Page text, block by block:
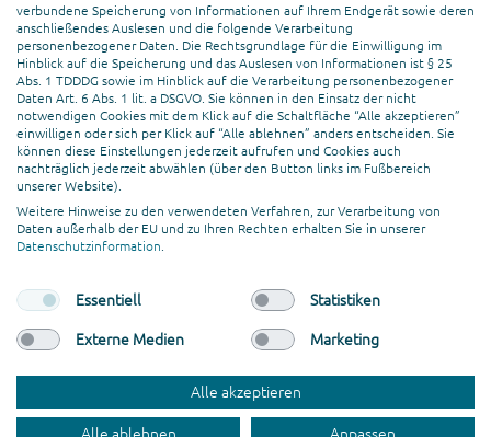
FACHVERBÄNDE
© codafish GmbH. All rights reserved.
AGB Impressum Datenschutz Trabajos
Arbeite mit uns
verbundene Speicherung von Informationen auf Ihrem Endgerät sowie deren
anschließendes Auslesen und die folgende Verarbeitung
personenbezogener Daten. Die Rechtsgrundlage für die Einwilligung im
Hinblick auf die Speicherung und das Auslesen von Informationen ist § 25
Abs. 1 TDDDG sowie im Hinblick auf die Verarbeitung personenbezogener
Daten Art. 6 Abs. 1 lit. a DSGVO. Sie können in den Einsatz der nicht
notwendigen Cookies mit dem Klick auf die Schaltfläche “Alle akzeptieren”
einwilligen oder sich per Klick auf “Alle ablehnen” anders entscheiden. Sie
können diese Einstellungen jederzeit aufrufen und Cookies auch
nachträglich jederzeit abwählen (über den Button links im Fußbereich
unserer Website).
Weitere Hinweise zu den verwendeten Verfahren, zur Verarbeitung von
Daten außerhalb der EU und zu Ihren Rechten erhalten Sie in unserer
Datenschutzinformation
Essentiell Statistiken
Externe Medien Marketing
Alle akzeptieren